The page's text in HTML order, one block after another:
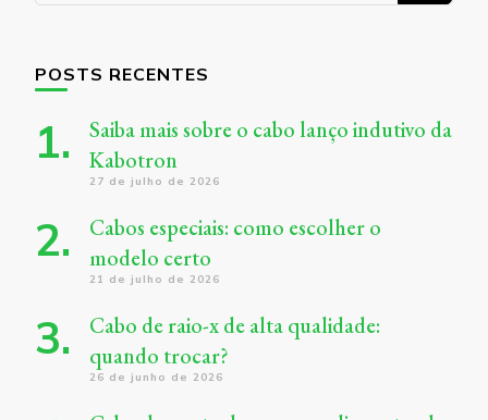
POSTS RECENTES
Saiba mais sobre o cabo lanço indutivo da
Kabotron
27 de julho de 2026
Cabos especiais: como escolher o
modelo certo
21 de julho de 2026
Cabo de raio-x de alta qualidade:
quando trocar?
26 de junho de 2026